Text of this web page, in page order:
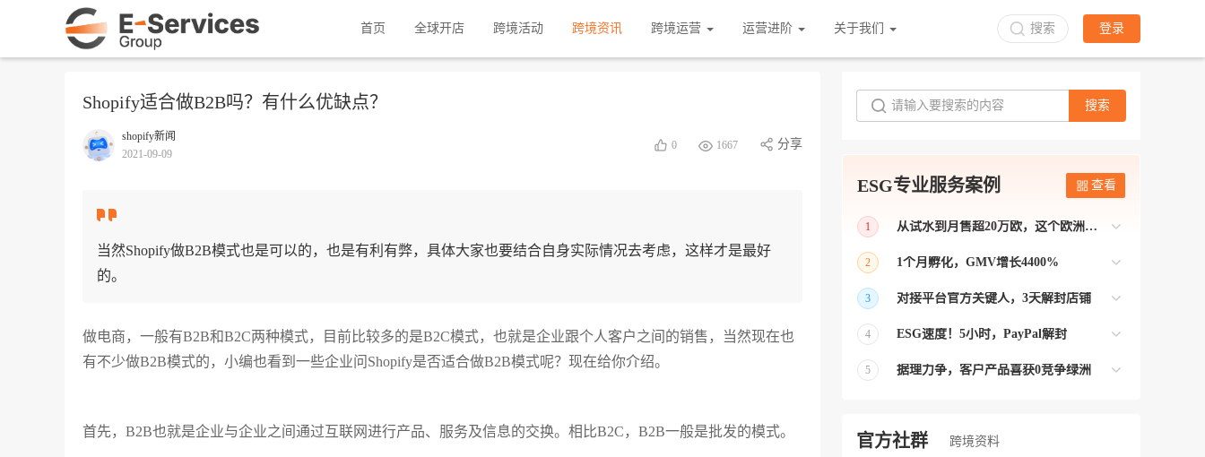
首页 全球开店 跨境活动 跨境资讯 跨境运营 运营进阶 关于我们 搜索 登录
Shopify适合做B2B吗？有什么优缺点？
shopify新闻
2021-09-09
0 1667 分享
当然Shopify做B2B模式也是可以的，也是有利有弊，具体大家也要结合自身实际情况去考虑，这样才是最好
的。
做电商，一般有B2B和B2C两种模式，目前比较多的是B2C模式，也就是企业跟个人客户之间的销售，当然现在也
有不少做B2B模式的，小编也看到一些企业问Shopify是否适合做B2B模式呢？现在给你介绍。
首先，B2B也就是企业与企业之间通过互联网进行产品、服务及信息的交换。相比B2C，B2B一般是批发的模式。
搜索
ESG专业服务案例 查看
1
从试水到月售超20万欧，这个欧洲本土平台被低估了
2
1个月孵化，GMV增长4400%
业】 >> Gmarket卖家店铺经过ESG跨境客
3
对接平台官方关键人，3天解封店铺
跨境帮我解决了韩国平台店铺异常问题
4
ESG速度！5小时，PayPal解封
ESG拥有Paypal支付和Onbuy平台双绿通道
5
据理力争，客户产品喜获0竞争绿洲
取机会，卖家成功上架市场热卖而平台稀
缺产品，拓展了西班牙新商机！
官方社群 跨境资料